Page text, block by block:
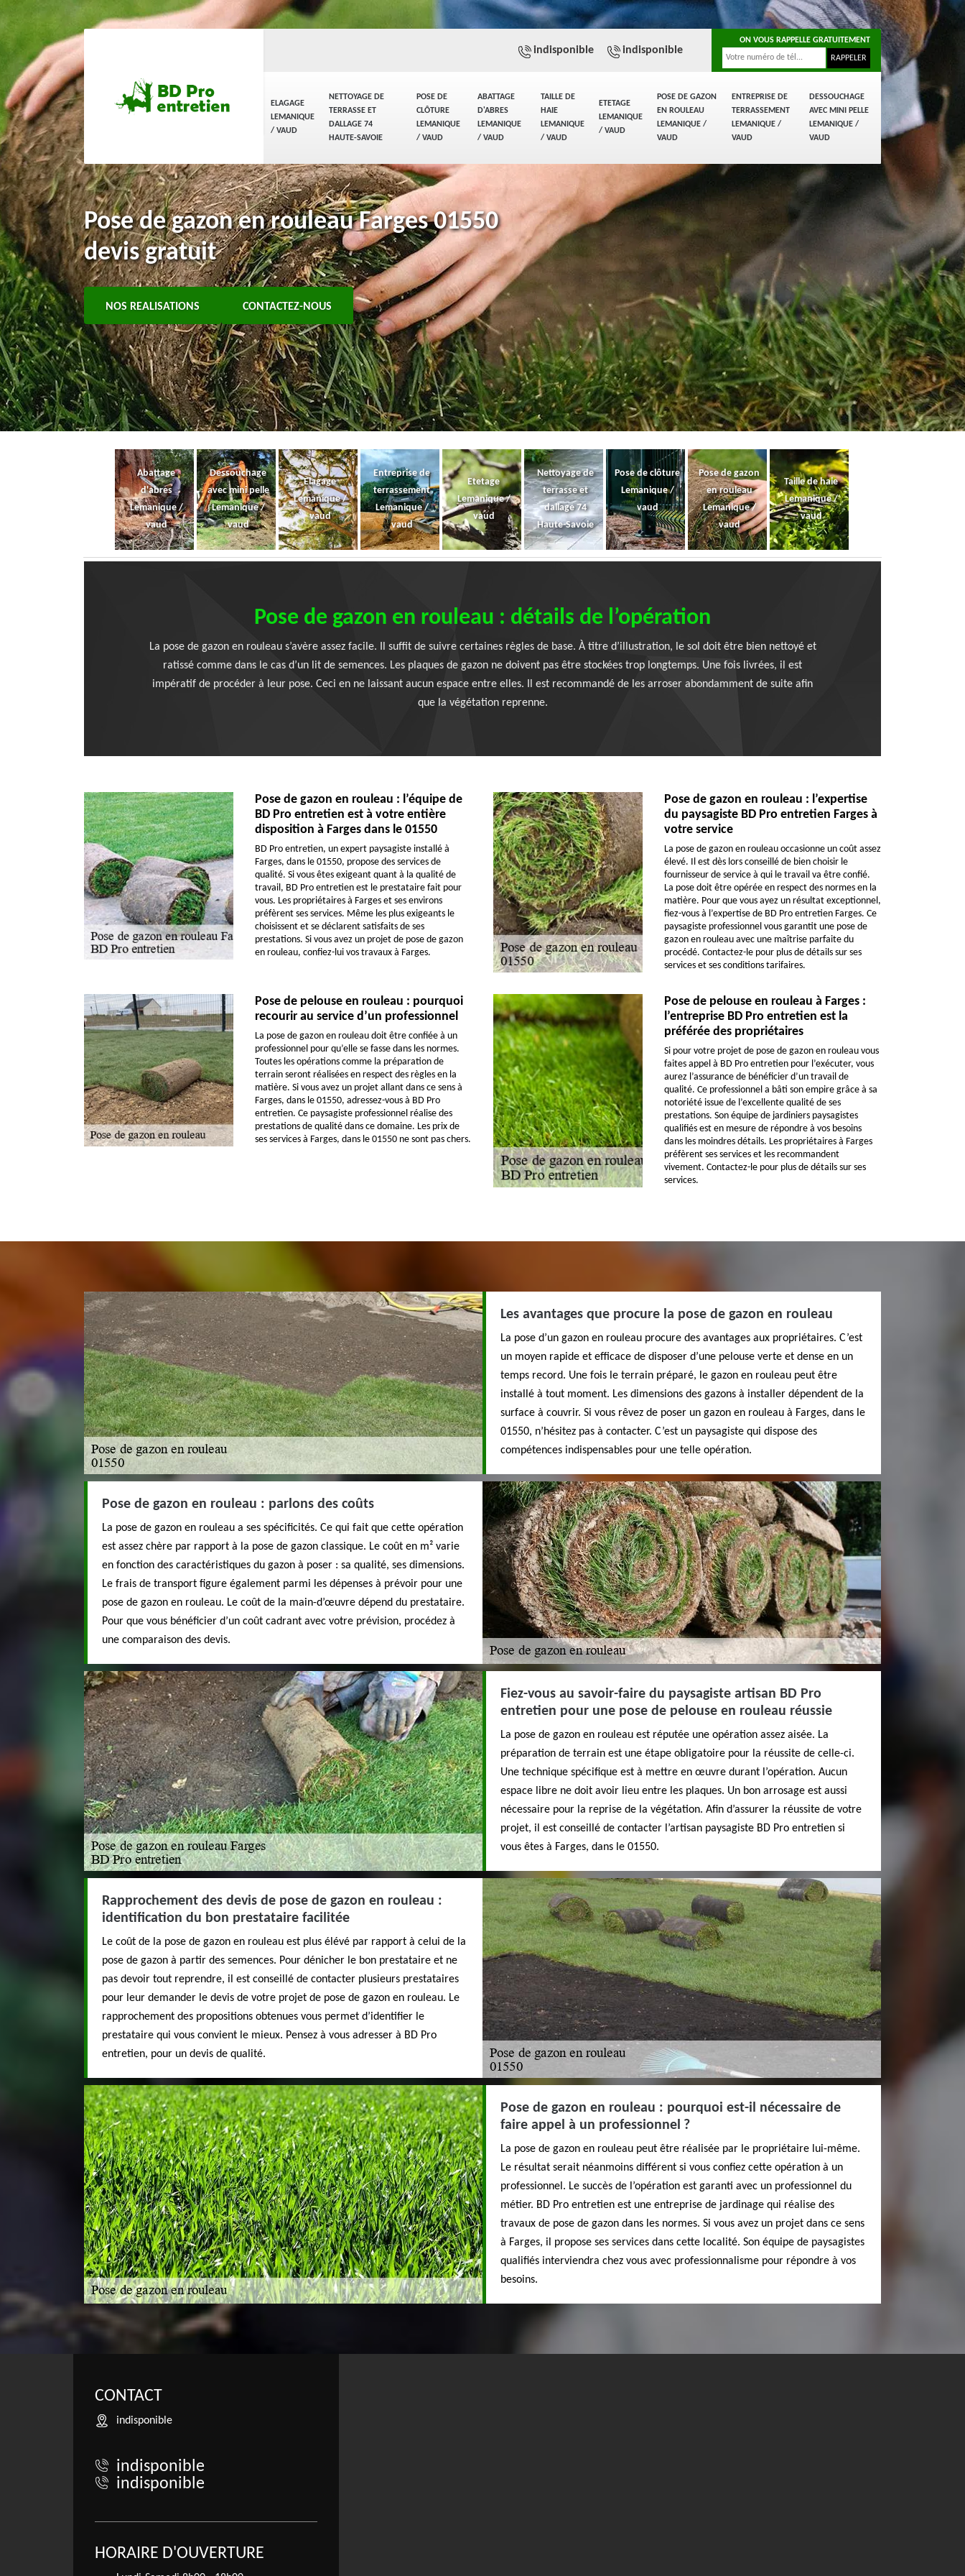
ELAGAGE
LEMANIQUE
/ VAUD
NETTOYAGE DE
TERRASSE ET
DALLAGE 74
HAUTE-SAVOIE
POSE DE
CLÔTURE
LEMANIQUE
/ VAUD
ABATTAGE
D'ABRES
LEMANIQUE
/ VAUD
TAILLE DE
HAIE
LEMANIQUE
/ VAUD
ETETAGE
LEMANIQUE
/ VAUD
POSE DE GAZON
EN ROULEAU
LEMANIQUE /
VAUD
ENTREPRISE DE
TERRASSEMENT
LEMANIQUE /
VAUD
DESSOUCHAGE
AVEC MINI PELLE
LEMANIQUE /
VAUD
indisponible indisponible
ON VOUS RAPPELLE GRATUITEMENT
Pose de gazon en rouleau Farges 01550
devis gratuit
NOS REALISATIONS CONTACTEZ-NOUS
Abattage
d'abres
Lemanique /
vaud
Dessouchage
avec mini pelle
Lemanique /
vaud
Elagage
Lemanique /
vaud
Entreprise de
terrassement
Lemanique /
vaud
Etetage
Lemanique /
vaud
Nettoyage de
terrasse et
dallage 74
Haute-Savoie
Pose de clôture
Lemanique /
vaud
Pose de gazon
en rouleau
Lemanique /
vaud
Taille de haie
Lemanique /
vaud
Pose de gazon en rouleau : détails de l’opération
La pose de gazon en rouleau s’avère assez facile. Il suffit de suivre certaines règles de base. À titre d’illustration, le sol doit être bien nettoyé et
ratissé comme dans le cas d’un lit de semences. Les plaques de gazon ne doivent pas être stockées trop longtemps. Une fois livrées, il est
impératif de procéder à leur pose. Ceci en ne laissant aucun espace entre elles. Il est recommandé de les arroser abondamment de suite afin
que la végétation reprenne.
Pose de gazon en rouleau : l’équipe de
BD Pro entretien est à votre entière
disposition à Farges dans le 01550
BD Pro entretien, un expert paysagiste installé à
Farges, dans le 01550, propose des services de
qualité. Si vous êtes exigeant quant à la qualité de
travail, BD Pro entretien est le prestataire fait pour
vous. Les propriétaires à Farges et ses environs
préfèrent ses services. Même les plus exigeants le
choisissent et se déclarent satisfaits de ses
prestations. Si vous avez un projet de pose de gazon
en rouleau, confiez-lui vos travaux à Farges.
Pose de gazon en rouleau : l’expertise
du paysagiste BD Pro entretien Farges à
votre service
La pose de gazon en rouleau occasionne un coût assez
élevé. Il est dès lors conseillé de bien choisir le
fournisseur de service à qui le travail va être confié.
La pose doit être opérée en respect des normes en la
matière. Pour que vous ayez un résultat exceptionnel,
fiez-vous à l’expertise de BD Pro entretien Farges. Ce
paysagiste professionnel vous garantit une pose de
gazon en rouleau avec une maîtrise parfaite du
procédé. Contactez-le pour plus de détails sur ses
services et ses conditions tarifaires.
Pose de pelouse en rouleau : pourquoi
recourir au service d’un professionnel
La pose de gazon en rouleau doit être confiée à un
professionnel pour qu’elle se fasse dans les normes.
Toutes les opérations comme la préparation de
terrain seront réalisées en respect des règles en la
matière. Si vous avez un projet allant dans ce sens à
Farges, dans le 01550, adressez-vous à BD Pro
entretien. Ce paysagiste professionnel réalise des
prestations de qualité dans ce domaine. Les prix de
ses services à Farges, dans le 01550 ne sont pas chers.
Pose de pelouse en rouleau à Farges :
l’entreprise BD Pro entretien est la
préférée des propriétaires
Si pour votre projet de pose de gazon en rouleau vous
faites appel à BD Pro entretien pour l’exécuter, vous
aurez l’assurance de bénéficier d’un travail de
qualité. Ce professionnel a bâti son empire grâce à sa
notoriété issue de l’excellente qualité de ses
prestations. Son équipe de jardiniers paysagistes
qualifiés est en mesure de répondre à vos besoins
dans les moindres détails. Les propriétaires à Farges
préfèrent ses services et les recommandent
vivement. Contactez-le pour plus de détails sur ses
services.
Les avantages que procure la pose de gazon en rouleau
La pose d’un gazon en rouleau procure des avantages aux propriétaires. C’est
un moyen rapide et efficace de disposer d’une pelouse verte et dense en un
temps record. Une fois le terrain préparé, le gazon en rouleau peut être
installé à tout moment. Les dimensions des gazons à installer dépendent de la
surface à couvrir. Si vous rêvez de poser un gazon en rouleau à Farges, dans le
01550, n’hésitez pas à contacter. C’est un paysagiste qui dispose des
compétences indispensables pour une telle opération.
Pose de gazon en rouleau : parlons des coûts
La pose de gazon en rouleau a ses spécificités. Ce qui fait que cette opération
est assez chère par rapport à la pose de gazon classique. Le coût en m² varie
en fonction des caractéristiques du gazon à poser : sa qualité, ses dimensions.
Le frais de transport figure également parmi les dépenses à prévoir pour une
pose de gazon en rouleau. Le coût de la main-d’œuvre dépend du prestataire.
Pour que vous bénéficier d’un coût cadrant avec votre prévision, procédez à
une comparaison des devis.
Fiez-vous au savoir-faire du paysagiste artisan BD Pro
entretien pour une pose de pelouse en rouleau réussie
La pose de gazon en rouleau est réputée une opération assez aisée. La
préparation de terrain est une étape obligatoire pour la réussite de celle-ci.
Une technique spécifique est à mettre en œuvre durant l’opération. Aucun
espace libre ne doit avoir lieu entre les plaques. Un bon arrosage est aussi
nécessaire pour la reprise de la végétation. Afin d’assurer la réussite de votre
projet, il est conseillé de contacter l’artisan paysagiste BD Pro entretien si
vous êtes à Farges, dans le 01550.
Rapprochement des devis de pose de gazon en rouleau :
identification du bon prestataire facilitée
Le coût de la pose de gazon en rouleau est plus élévé par rapport à celui de la
pose de gazon à partir des semences. Pour dénicher le bon prestataire et ne
pas devoir tout reprendre, il est conseillé de contacter plusieurs prestataires
pour leur demander le devis de votre projet de pose de gazon en rouleau. Le
rapprochement des propositions obtenues vous permet d’identifier le
prestataire qui vous convient le mieux. Pensez à vous adresser à BD Pro
entretien, pour un devis de qualité.
Pose de gazon en rouleau : pourquoi est-il nécessaire de
faire appel à un professionnel ?
La pose de gazon en rouleau peut être réalisée par le propriétaire lui-même.
Le résultat serait néanmoins différent si vous confiez cette opération à un
professionnel. Le succès de l’opération est garanti avec un professionnel du
métier. BD Pro entretien est une entreprise de jardinage qui réalise des
travaux de pose de gazon dans les normes. Si vous avez un projet dans ce sens
à Farges, il propose ses services dans cette localité. Son équipe de paysagistes
qualifiés interviendra chez vous avec professionnalisme pour répondre à vos
besoins.
CONTACT
indisponible
indisponible
indisponible
HORAIRE D'OUVERTURE